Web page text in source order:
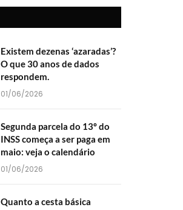
Existem dezenas ‘azaradas’?
O que 30 anos de dados
respondem.
01/06/2026
Segunda parcela do 13º do
INSS começa a ser paga em
maio: veja o calendário
01/06/2026
Quanto a cesta básica